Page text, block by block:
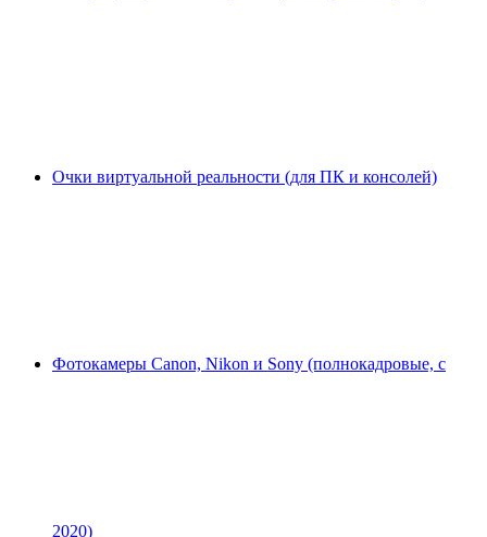
Очки виртуальной реальности (для ПК и консолей)
Фотокамеры Canon, Nikon и Sony (полнокадровые, с
2020)